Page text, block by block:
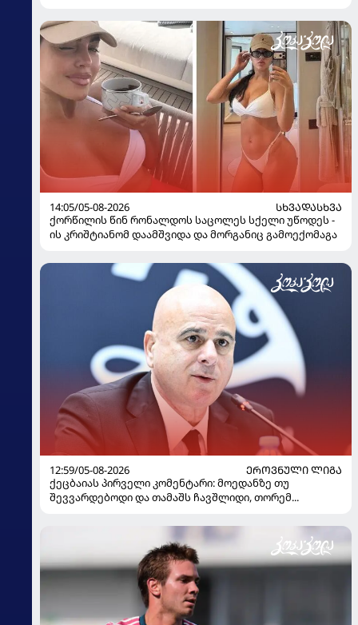
14:05/05-08-2026
ᲡᲮᲕᲐᲓᲐᲡᲮᲕᲐ
ქორწილის წინ რონალდოს საცოლეს სქელი უწოდეს -
ის კრიშტიანომ დაამშვიდა და მორგანიც გამოექომაგა
12:59/05-08-2026
ᲔᲠᲝᲕᲜᲣᲚᲘ ᲚᲘᲒᲐ
ქეცბაიას პირველი კომენტარი: მოედანზე თუ
შევვარდებოდი და თამაშს ჩავშლიდი, თორემ...